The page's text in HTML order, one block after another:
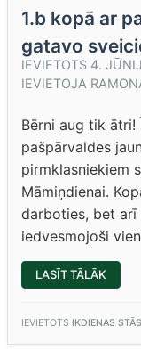
1.b kopā ar
gatavo
IEVIETOTS 4.
IEVIETOJA
Bērni aug tik ātri!
pašpārvaldes
pirmklasniekiem
Māmiņdienai.
darboties, bet arī
iedvesmojoši
LASĪT TĀLĀK
KOPĀ
IEVIETOTS IKDIENAS